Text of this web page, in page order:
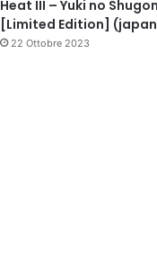
Heat III – Yuki no
[Limited Edition]
22 Ottobre 2023